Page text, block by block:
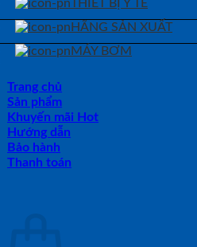
THIẾT BỊ Y TẾ
HÃNG SẢN XUẤT
MÁY BƠM
Trang chủ
Sản phẩm
Khuyến mãi Hot
Hướng dẫn
Bảo hành
Thanh toán